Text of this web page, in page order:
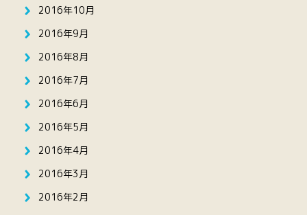
2016年10月
2016年9月
2016年8月
2016年7月
2016年6月
2016年5月
2016年4月
2016年3月
2016年2月